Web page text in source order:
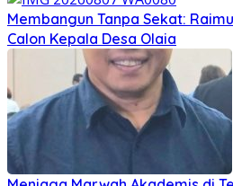
Membangun Tanpa Sekat:
Calon Kepala Desa Olaia